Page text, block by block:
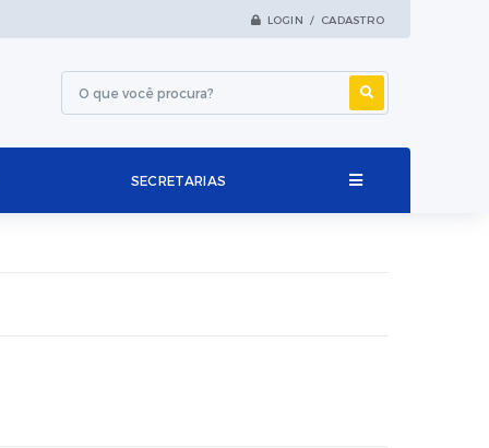
LOGIN / CADASTRO
SECRETARIAS